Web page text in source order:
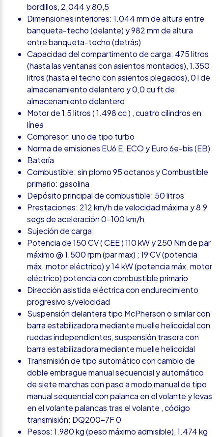
bordillos, 2.044 y 80,5
Dimensiones interiores: 1.044 mm de altura entre
banqueta-techo (delante) y 982 mm de altura
entre banqueta-techo (detrás)
Capacidad del compartimento de carga: 475 litros
(hasta las ventanas con asientos montados), 1.350
litros (hasta el techo con asientos plegados), 0 l de
almacenamiento delantero y 0,0 cu ft de
almacenamiento delantero
Motor de 1,5 litros ( 1.498 cc ) , cuatro cilindros en
línea
Compresor: uno de tipo turbo
Norma de emisiones EU6 E, ECO y Euro 6e-bis (EB)
Batería
Combustible: sin plomo 95 octanos y Combustible
primario: gasolina
Depósito principal de combustible: 50 litros
Prestaciones: 212 km/h de velocidad máxima y 8,9
segs de aceleración 0-100 km/h
Sujeción de carga
Potencia de 150 CV ( CEE ) 110 kW y 250 Nm de par
máximo @ 1.500 rpm (par max) ; 19 CV (potencia
máx. motor eléctrico) y 14 kW (potencia máx. motor
eléctrico) potencia con combustible primario
Dirección asistida eléctrica con endurecimiento
progresivo s/velocidad
Suspensión delantera tipo McPherson o similar con
barra estabilizadora mediante muelle helicoidal con
ruedas independientes, suspensión trasera con
barra estabilizadora mediante muelle helicoidal
Transmisión de tipo automático con cambio de
doble embrague manual secuencial y automático
de siete marchas con paso a modo manual de tipo
manual sequencial con palanca en el volante y levas
en el volante palancas tras el volante , código
transmisión: DQ200-7F 0
Pesos: 1.980 kg (peso máximo admisible), 1.474 kg